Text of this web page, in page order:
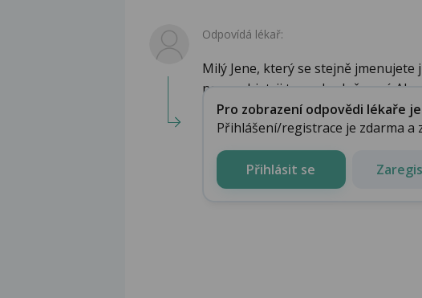
Odpovídá lékař:
Milý Jene, který se stejně jmenujete
na psychiatrii to rozhodně není. Ale
Pro zobrazení odpovědi lékaře
Přihlášení/registrace je zdarma a
Přihlásit se